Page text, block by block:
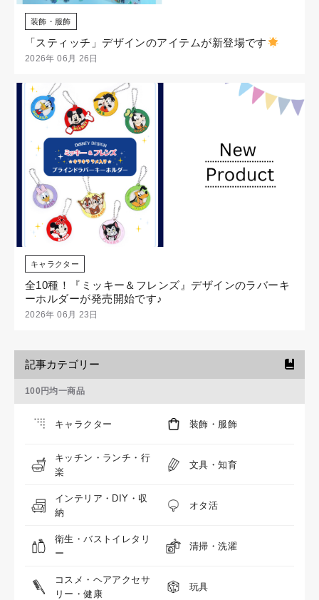
装飾・服飾
「スティッチ」デザインのアイテムが新登場です
2026年 06月 26日
キャラクター
全10種！『ミッキー＆フレンズ』デザインのラバーキ
ーホルダーが発売開始です♪
2026年 06月 23日
記事カテゴリー
100円均一商品
キャラクター 装飾・服飾
キッチン・ランチ・行
楽
文具・知育
インテリア・DIY・収
納
オタ活
衛生・バストイレタリ
ー
清掃・洗濯
コスメ・ヘアアクセサ
リー・健康
玩具